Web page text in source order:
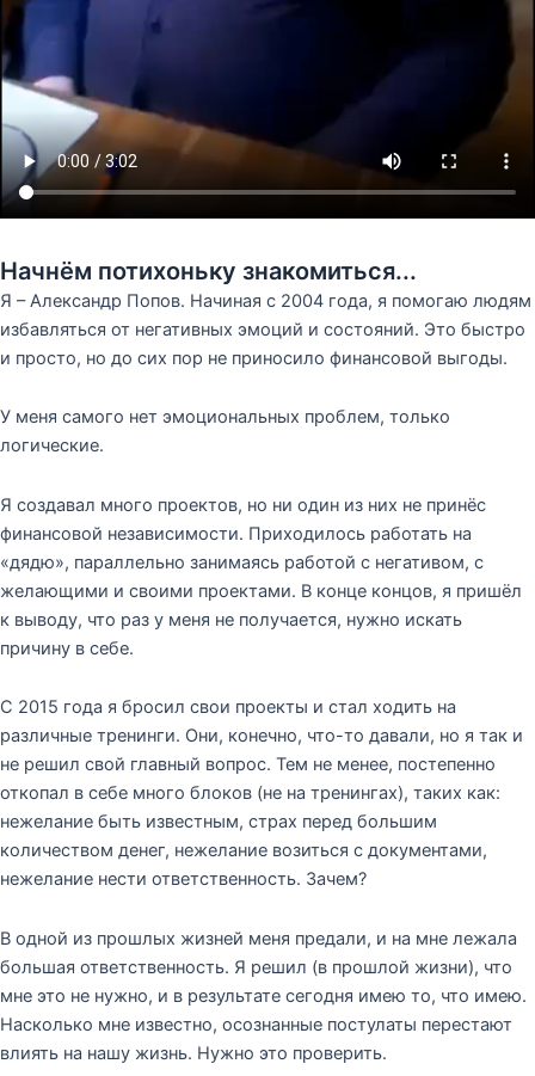
Начнём потихоньку знакомиться...
Я – Александр Попов. Начиная с 2004 года, я помогаю людям
избавляться от негативных эмоций и состояний. Это быстро
и просто, но до сих пор не приносило финансовой выгоды.
У меня самого нет эмоциональных проблем, только
логические.
Я создавал много проектов, но ни один из них не принёс
финансовой независимости. Приходилось работать на
«дядю», параллельно занимаясь работой с негативом, с
желающими и своими проектами. В конце концов, я пришёл
к выводу, что раз у меня не получается, нужно искать
причину в себе.
С 2015 года я бросил свои проекты и стал ходить на
различные тренинги. Они, конечно, что-то давали, но я так и
не решил свой главный вопрос. Тем не менее, постепенно
откопал в себе много блоков (не на тренингах), таких как:
нежелание быть известным, страх перед большим
количеством денег, нежелание возиться с документами,
нежелание нести ответственность. Зачем?
В одной из прошлых жизней меня предали, и на мне лежала
большая ответственность. Я решил (в прошлой жизни), что
мне это не нужно, и в результате сегодня имею то, что имею.
Насколько мне известно, осознанные постулаты перестают
влиять на нашу жизнь. Нужно это проверить.